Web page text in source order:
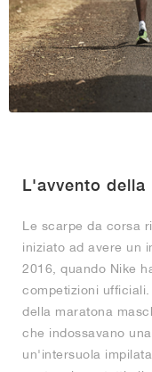
L'avvento
Le scarpe da corsa
iniziato ad avere un
2016, quando Nike
competizioni
della maratona
che indossavano
un'intersuola